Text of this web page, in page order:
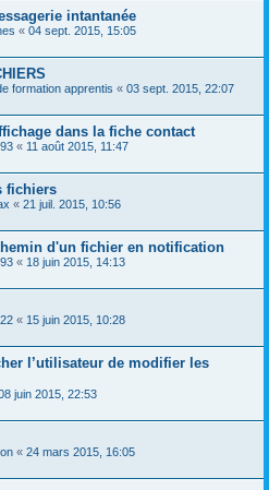
intantanée
« 04 sept. 2015, 15:05
formation apprentis « 03 sept. 2015, 22:07
dans la fiche contact
« 11 août 2015, 11:47
fichiers
« 21 juil. 2015, 10:56
d'un fichier en notification
« 18 juin 2015, 14:13
« 15 juin 2015, 10:28
l’utilisateur de modifier les
juin 2015, 22:53
« 24 mars 2015, 16:05